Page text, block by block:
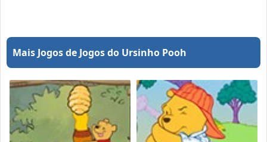
Mais Jogos de Jogos do Ursinho Pooh